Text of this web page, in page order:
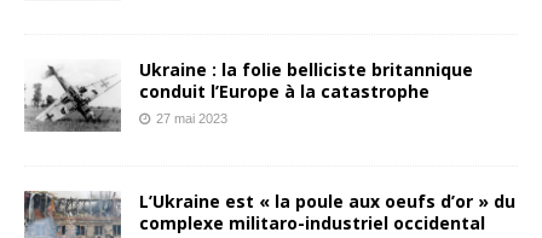
Ukraine : la folie belliciste britannique
conduit l’Europe à la catastrophe
27 mai 2023
L’Ukraine est « la poule aux oeufs d’or » du
complexe militaro-industriel occidental